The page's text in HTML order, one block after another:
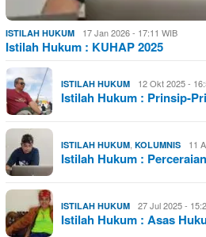
ISTILAH HUKUM 17 Jan 2026 - 17:11 WIB
Istilah Hukum : KUHAP 2025
ISTILAH HUKUM 12 Okt 2025 -
Istilah Hukum : Prinsip-
ISTILAH HUKUM, KOLUMNIS 11
Istilah Hukum :
ISTILAH HUKUM 27 Jul 2025 -
Istilah Hukum : Asas